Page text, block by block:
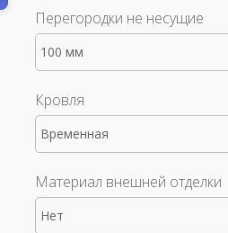
Перегородки не несущие
100 мм
Кровля
Временная
Материал внешней отделки
Нет